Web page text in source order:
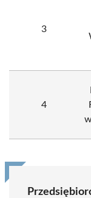
3
4